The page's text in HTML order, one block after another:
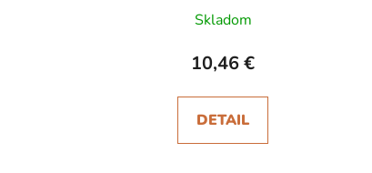
Skladom
10,46 €
DETAIL